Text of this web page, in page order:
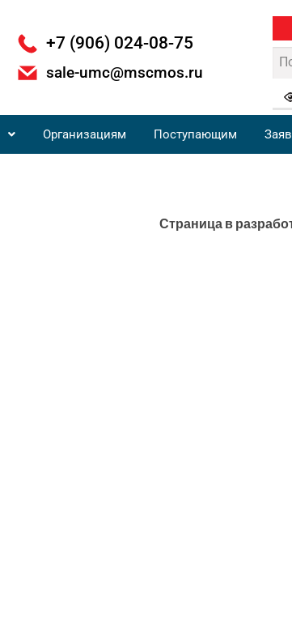
+7 (906) 024-08-75
sale-umc@mscmos.ru
Организациям Поступающим
Страница в